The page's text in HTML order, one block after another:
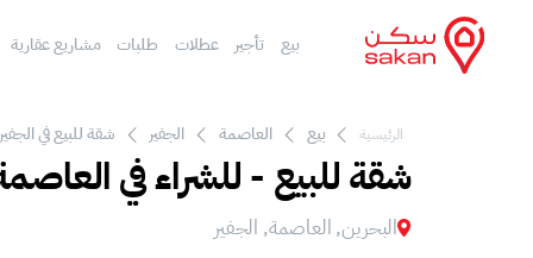
بيع تأجير عطلات طلبات مشاريع عقارية
الرئيسية بيع العاصمة الجفير شقة للبيع في الجفير
شقة للبيع - للشراء في
البحرين, العاصمة, الجفير